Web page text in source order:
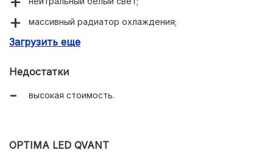
массивный радиатор охлаждения;
сфокусированный световой поток.
Загрузить еще
Недостатки
высокая стоимость.
OPTIMA LED QVANT